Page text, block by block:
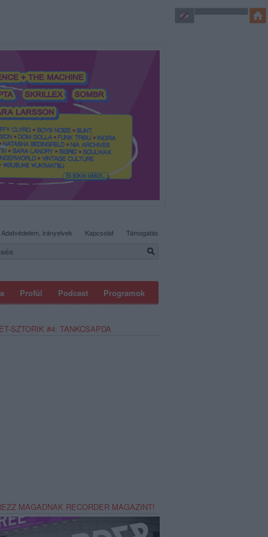
Profül Podcast Programok
Adatvédelem, irányelvek Kapcsolat Támogatás
SZTORIK #4: TANKCSAPDA
MAGADNAK RECORDER MAGAZINT!
SÜTI BEÁLLÍTÁSOK MÓDOSÍTÁSA